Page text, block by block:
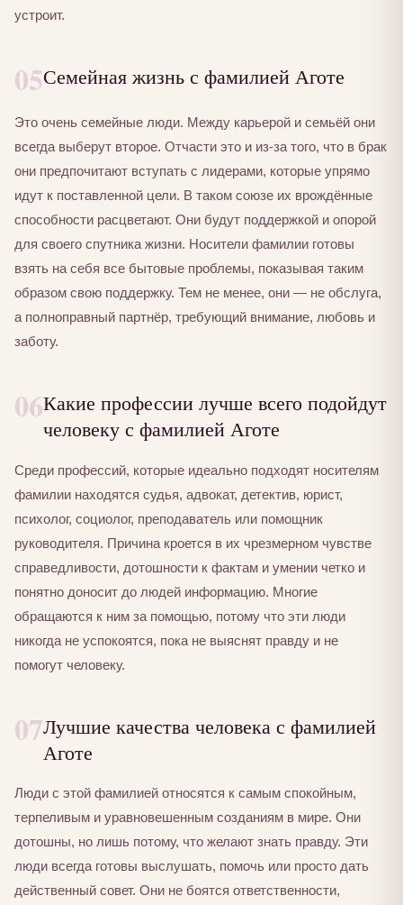
устроит.
05Семейная жизнь с фамилией Аготе
Это очень семейные люди. Между карьерой и семьёй они
всегда выберут второе. Отчасти это и из-за того, что в брак
они предпочитают вступать с лидерами, которые упрямо
идут к поставленной цели. В таком союзе их врождённые
способности расцветают. Они будут поддержкой и опорой
для своего спутника жизни. Носители фамилии готовы
взять на себя все бытовые проблемы, показывая таким
образом свою поддержку. Тем не менее, они — не обслуга,
а полноправный партнёр, требующий внимание, любовь и
заботу.
06Какие профессии лучше всего подойдут
человеку с фамилией Аготе
Среди профессий, которые идеально подходят носителям
фамилии находятся судья, адвокат, детектив, юрист,
психолог, социолог, преподаватель или помощник
руководителя. Причина кроется в их чрезмерном чувстве
справедливости, дотошности к фактам и умении четко и
понятно доносит до людей информацию. Многие
обращаются к ним за помощью, потому что эти люди
никогда не успокоятся, пока не выяснят правду и не
помогут человеку.
07Лучшие качества человека с фамилией
Аготе
Люди с этой фамилией относятся к самым спокойным,
терпеливым и уравновешенным созданиям в мире. Они
дотошны, но лишь потому, что желают знать правду. Эти
люди всегда готовы выслушать, помочь или просто дать
действенный совет. Они не боятся ответственности,